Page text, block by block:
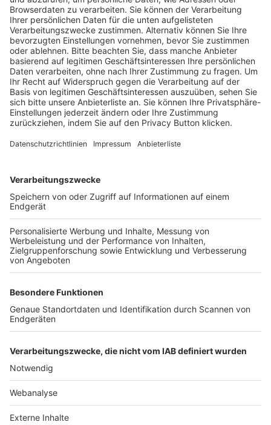
Trainerausbildung
Schulungsangebot Vereinsmitarbeiter
BFV-Geschäftsstellen
Trainerbörse
Login SpielPlus
FOLGE DEM BFV
TOP-VEREINE
TOP-PARTNER
Nutzungsbedingungen Datenschutz Impressum